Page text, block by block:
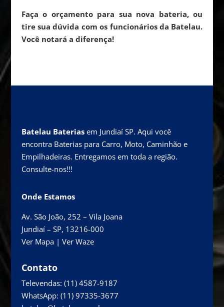
Faça o orçamento para sua nova bateria, ou
tire sua dúvida com os funcionários da Batelau.
Você notará a diferença!
Batelau Bateriasem Jundiaí SP. Aqui você
encontra Baterias para Carro, Moto, Caminhão e
Empilhadeiras. Entregamos em toda a região.
Consulte-nos!!!
Onde Estamos
Av. São João, 252 – Vila Joana
Jundiaí – SP, 13216-000
Ver Mapa| Ver Waze
Contato
Televendas: (11) 4587-9187
WhatsApp: (11) 97335-3677